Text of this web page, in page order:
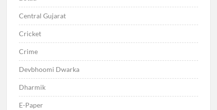
Central Gujarat
Cricket
Crime
Devbhoomi Dwarka
Dharmik
E-Paper